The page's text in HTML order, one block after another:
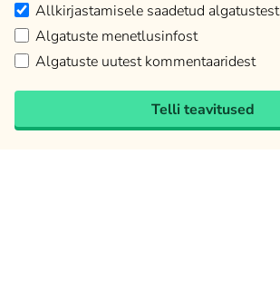
Allkirjastamisele saadetud algatustest
Algatuste menetlusinfost
Algatuste uutest kommentaaridest
Telli teavitused